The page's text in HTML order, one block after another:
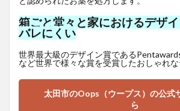
箱ごと堂々と家におけるデザ
バレにくい
世界最大級のデザイン賞である
など世界で様々な賞を受賞したおしゃれな
太田市のOops（ウープス）の公式
ら